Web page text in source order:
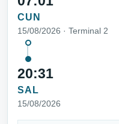
CUN
15/08/2026 · Terminal 2
20:31
SAL
15/08/2026